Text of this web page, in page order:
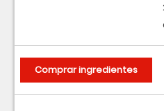
Comprar ingredientes